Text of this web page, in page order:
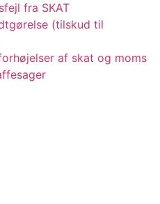
fra SKAT
(tilskud til
af skat og moms